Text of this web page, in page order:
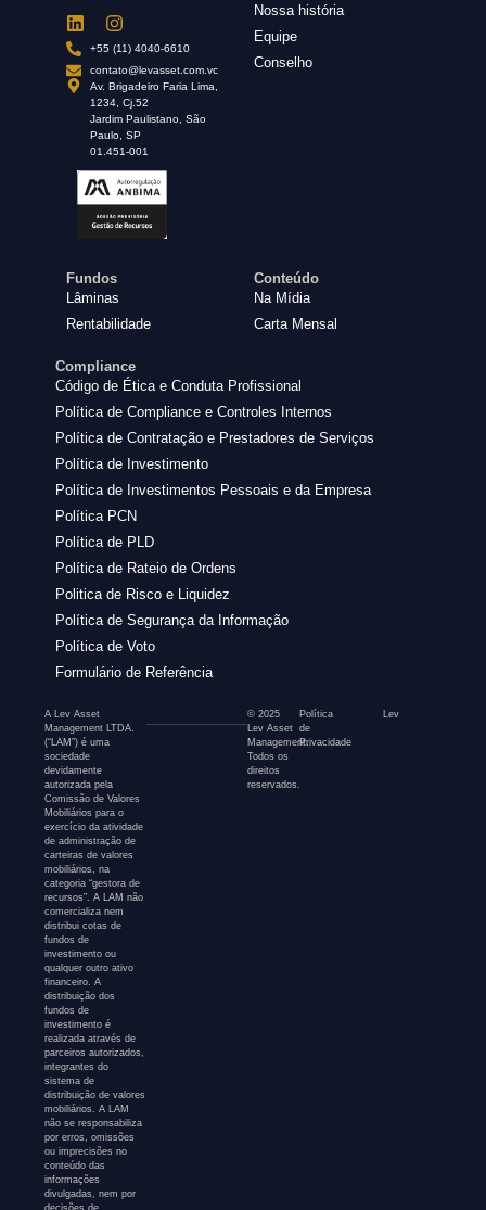
+55 (11) 4040-6610
contato@levasset.com.vc
Av. Brigadeiro Faria Lima,
1234, Cj.52
Jardim Paulistano, São
Paulo, SP
01.451-001
Nossa história
Equipe
Conselho
Fundos
Lâminas
Rentabilidade
Conteúdo
Na Mídia
Carta Mensal
Compliance
Código de Ética e Conduta Profissional
Política de Compliance e Controles Internos
Política de Contratação e Prestadores de Serviços
Política de Investimento
Política de Investimentos Pessoais e da Empresa
Política PCN
Política de PLD
Política de Rateio de Ordens
Politica de Risco e Liquidez
Política de Segurança da Informação
Política de Voto
Formulário de Referência
A Lev Asset
Management LTDA.
(“LAM”) é uma
sociedade
devidamente
autorizada pela
Comissão de Valores
Mobiliários para o
exercício da atividade
de administração de
carteiras de valores
mobiliários, na
categoria “gestora de
recursos”. A LAM não
comercializa nem
distribui cotas de
fundos de
investimento ou
qualquer outro ativo
financeiro. A
distribuição dos
fundos de
investimento é
realizada através de
parceiros autorizados,
integrantes do
sistema de
distribuição de valores
mobiliários. A LAM
não se responsabiliza
por erros, omissões
ou imprecisões no
conteúdo das
informações
divulgadas, nem por
decisões de
© 2025
Lev Asset
Management.
Todos os
direitos
reservados.
Política
de
Privacidade
Lev